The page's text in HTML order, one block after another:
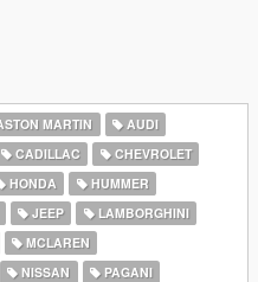
MARTIN
AUDI
CADILLAC
CHEVROLET
HONDA
HUMMER
JEEP
LAMBORGHINI
MCLAREN
NISSAN
PAGANI